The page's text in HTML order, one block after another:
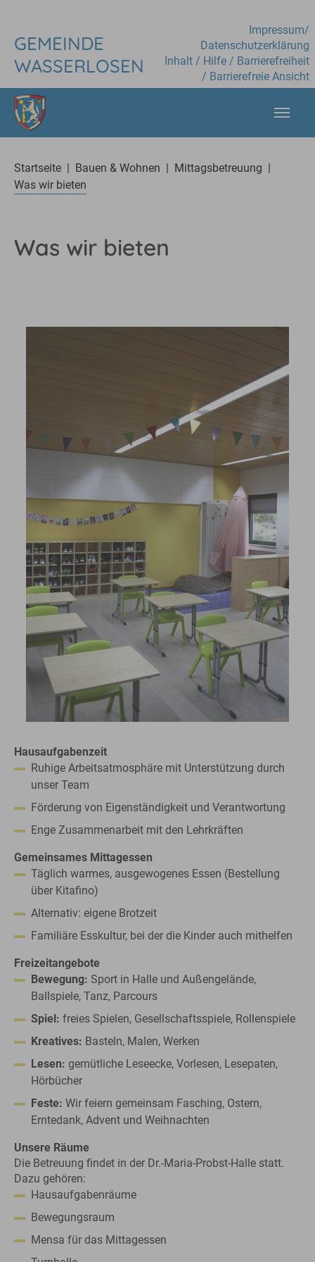
GEMEINDE
WASSERLOSEN
Impressum/
Datenschutzerklärung
Inhalt / Hilfe / Barrierefreiheit
/ Barrierefreie Ansicht
Startseite
Bauen & Wohnen
Mittagsbetreuung
Was wir bieten
Was wir bieten
Hausaufgabenzeit
Ruhige Arbeitsatmosphäre mit Unterstützung durch
unser Team
Förderung von Eigenständigkeit und Verantwortung
Enge Zusammenarbeit mit den Lehrkräften
Gemeinsames Mittagessen
Täglich warmes, ausgewogenes Essen (Bestellung
über Kitafino)
Alternativ: eigene Brotzeit
Familiäre Esskultur, bei der die Kinder auch mithelfen
Freizeitangebote
Bewegung: Sport in Halle und Außengelände,
Ballspiele, Tanz, Parcours
Spiel: freies Spielen, Gesellschaftsspiele, Rollenspiele
Kreatives: Basteln, Malen, Werken
Lesen: gemütliche Leseecke, Vorlesen, Lesepaten,
Hörbücher
Feste: Wir feiern gemeinsam Fasching, Ostern,
Erntedank, Advent und Weihnachten
Unsere Räume
Die Betreuung findet in der Dr.-Maria-Probst-Halle statt.
Dazu gehören:
Hausaufgabenräume
Bewegungsraum
Mensa für das Mittagessen